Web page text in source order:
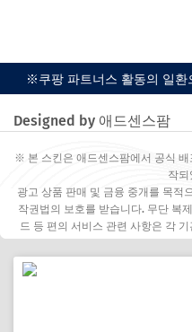
※쿠팡 파트너스 활동의 일환
Designed by 애드센스팜
※ 본 스킨은 애드센스팜에서 공식 배
작되
광고 상품 판매 및 금융 중개를 목적
작권법의 보호를 받습니다. 무단 복
드 등 편의 서비스 관련 사항은 각